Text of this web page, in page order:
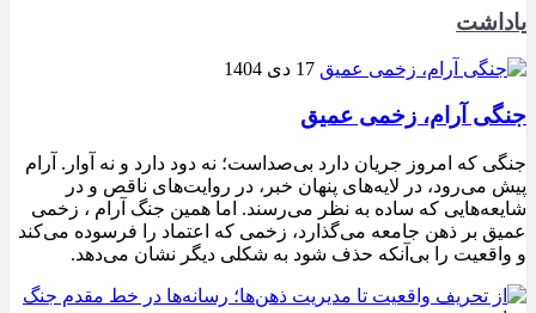
یاداشت
17 دی 1404
جنگی آرام، زخمی عمیق
جنگی که امروز جریان دارد بی‌صداست؛ نه دود دارد و نه آوار. آرام
پیش می‌رود، در لایه‌های پنهان خبر، در روایت‌های ناقص و در
شایعه‌هایی که ساده به نظر می‌رسند. اما همین جنگ آرام ، زخمی
عمیق بر ذهن جامعه می‌گذارد، زخمی که اعتماد را فرسوده می‌کند
و واقعیت را بی‌آنکه حذف شود به شکلی دیگر نشان می‌دهد.